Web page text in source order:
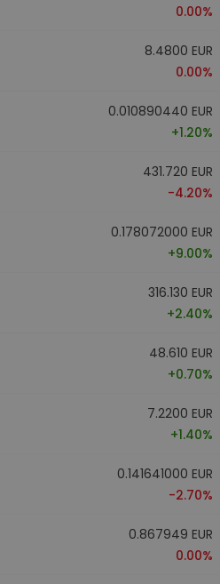
0.00%
8.4800 EUR
0.00%
0.010890440 EUR
+1.20%
431.720 EUR
-4.20%
0.178072000 EUR
+9.00%
316.130 EUR
+2.40%
48.610 EUR
+0.70%
7.2200 EUR
+1.40%
0.141641000 EUR
-2.70%
0.867949 EUR
0.00%